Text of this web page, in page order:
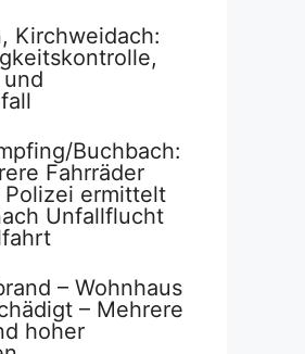
Kirchweidach:
Buchbach:
Fahrräder
Polizei ermittelt
Unfallflucht
– Wohnhaus
– Mehrere
hoher